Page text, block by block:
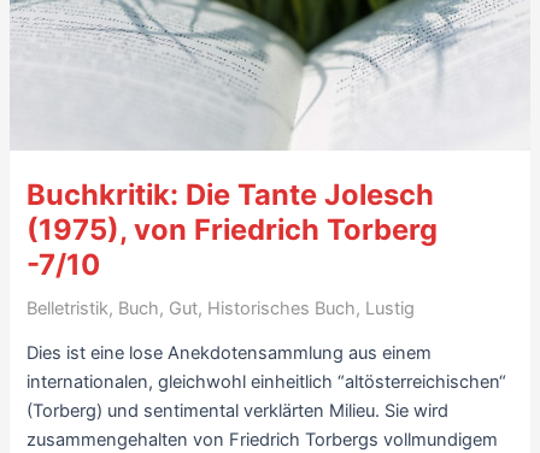
Simenon
(1956,
7/10
Buchkritik: Die Tante Jolesch
(1975), von Friedrich Torberg
-7/10
Belletristik, Buch, Gut, Historisches Buch, Lustig
Dies ist eine lose Anekdotensammlung aus einem
internationalen, gleichwohl einheitlich “altösterreichischen“
(Torberg) und sentimental verklärten Milieu. Sie wird
zusammengehalten von Friedrich Torbergs vollmundigem